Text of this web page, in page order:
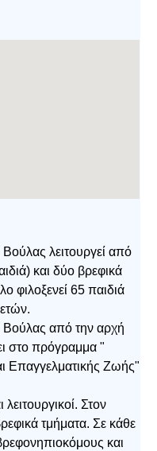
λειτουργεί από
και δύο βρεφικά
φιλοξενεί 65 παιδιά
από την αρχή
στο πρόγραμμα "
Επαγγελματικής Ζωής"
λειτουργικοί. Στον
τμήματα. Σε κάθε
και